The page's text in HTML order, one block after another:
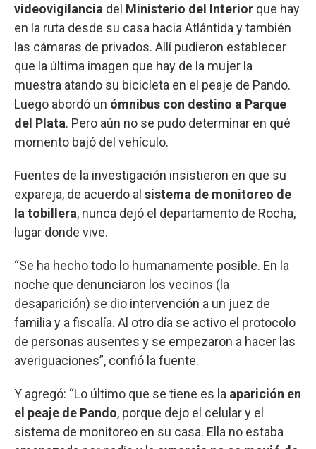
videovigilancia del Ministerio del Interior que hay
en la ruta desde su casa hacia Atlántida y también
las cámaras de privados. Allí pudieron establecer
que la última imagen que hay de la mujer la
muestra atando su bicicleta en el peaje de Pando.
Luego abordó un ómnibus con destino a Parque
del Plata. Pero aún no se pudo determinar en qué
momento bajó del vehículo.
Fuentes de la investigación insistieron en que su
expareja, de acuerdo al sistema de monitoreo de
la tobillera, nunca dejó el departamento de Rocha,
lugar donde vive.
“Se ha hecho todo lo humanamente posible. En la
noche que denunciaron los vecinos (la
desaparición) se dio intervención a un juez de
familia y a fiscalía. Al otro día se activo el protocolo
de personas ausentes y se empezaron a hacer las
averiguaciones”, confió la fuente.
Y agregó: “Lo último que se tiene es la aparición en
el peaje de Pando, porque dejo el celular y el
sistema de monitoreo en su casa. Ella no estaba